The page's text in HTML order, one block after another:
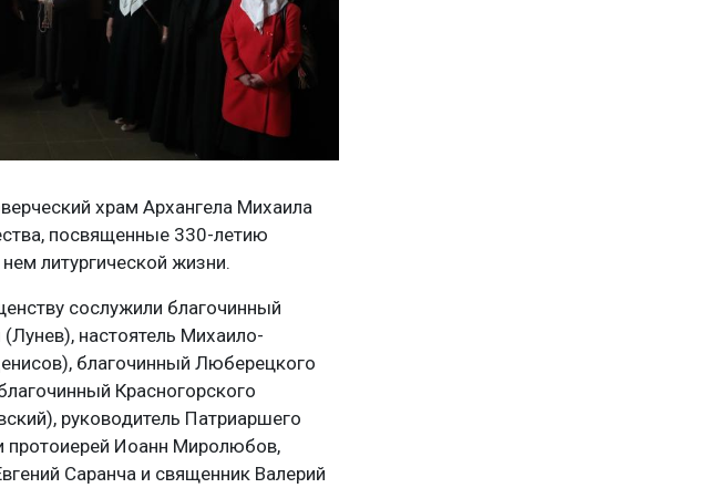
храм Архангела Михаила
посвященные 330-летию
литургической жизни.
сослужили благочинный
настоятель Михаило-
благочинный Люберецкого
Красногорского
руководитель Патриаршего
протоиерей Иоанн Миролюбов,
Саранча и священник Валерий